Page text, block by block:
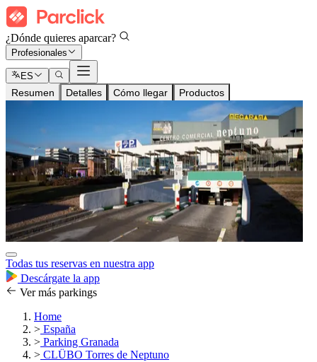
¿Dónde quieres aparcar?
Profesionales
ES
Resumen Detalles Cómo llegar Productos
Todas tus reservas en nuestra app
Descárgate la app
Ver más parkings
Home
> España
> Parking Granada
> CLÜBO Torres de Neptuno